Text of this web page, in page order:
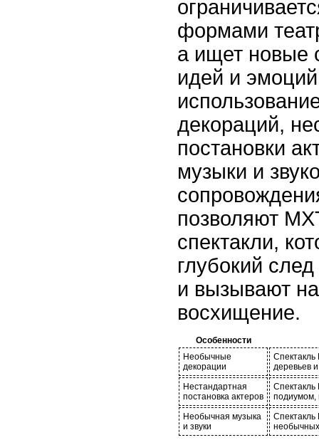
формами
а ищет новые
идей и
декораций,
постановки
музыки и
позволяют
спектакли,
глубокий
и вызывают
восхищение.
Особенности
Необычные
декорации
деревьев
Нестандартная
постановка актеров
Спектакль
подиумом,
Необычная музыка
и звуки